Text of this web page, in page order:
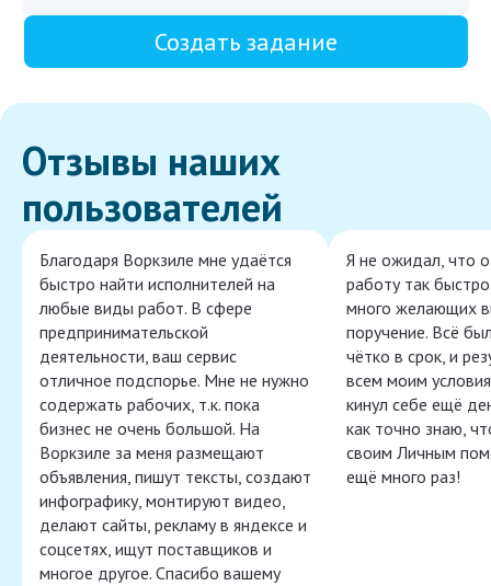
Создать задание
Отзывы наших
пользователей
Благодаря Воркзиле мне удаётся
быстро найти исполнителей на
любые виды работ. В сфере
предпринимательской
деятельности, ваш сервис
отличное подспорье. Мне не нужно
содержать рабочих, т.к. пока
бизнес не очень большой. На
Воркзиле за меня размещают
объявления, пишут тексты, создают
инфографику, монтируют видео,
делают сайты, рекламу в яндексе и
соцсетях, ищут поставщиков и
многое другое. Спасибо вашему
Я не ожидал, что
работу так
много желающих
поручение. Всё
чётко в срок, и
всем моим
кинул себе ещё
как точно знаю,
своим Личным
ещё много раз!